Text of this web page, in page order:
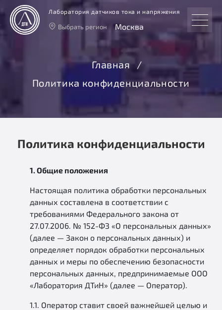
Лаборатория датчиков тока и напряжения
Выбрать регион Москва
Москва
Санкт-Петербург
Екатеринбург
Главная
Политика конфиденциальности
Политика конфиденциальности
1. Общие положения
Настоящая политика обработки персональных
данных составлена в соответствии с
требованиями Федерального закона от
27.07.2006. № 152-ФЗ «О персональных данных»
(далее — Закон о персональных данных) и
определяет порядок обработки персональных
данных и меры по обеспечению безопасности
персональных данных, предпринимаемые ООО
«Лаборатория ДТиН» (далее — Оператор).
1.1. Оператор ставит своей важнейшей целью и